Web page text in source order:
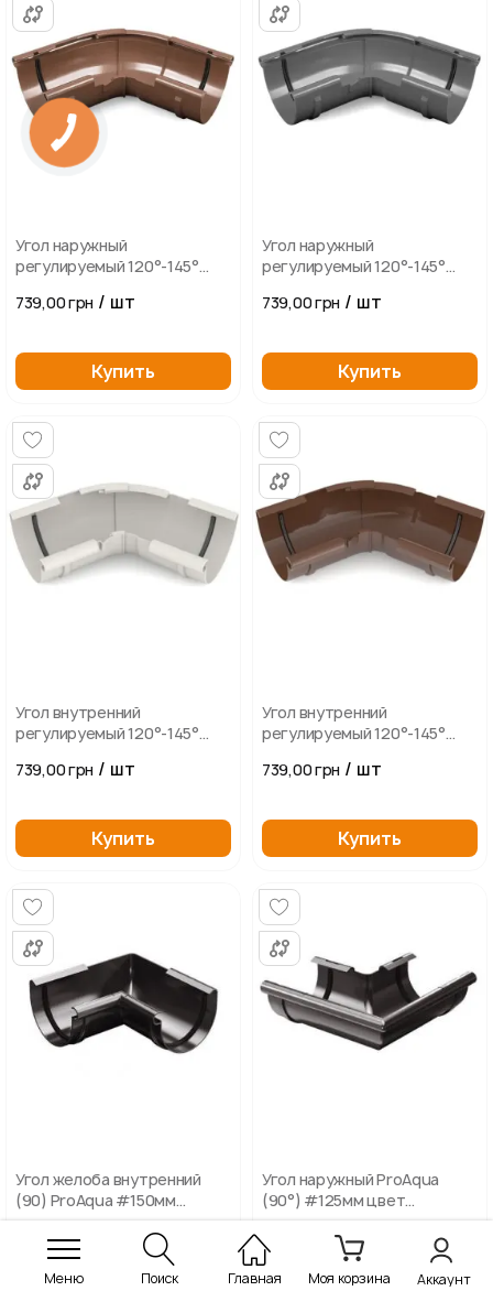
Меню Поиск Главная Моя корзина Аккаунт
Угол наружный
регулируемый 120°-145°
739,00 грн / шт
Купить
Угол наружный
регулируемый 120°-145°
739,00 грн / шт
Купить
Угол внутренний
регулируемый 120°-145°
739,00 грн / шт
Купить
Угол внутренний
регулируемый 120°-145°
739,00 грн / шт
Купить
Угол желоба внутренний
(90) ProAqua #150мм
311,00 грн
Угол наружный ProAqua
(90°) #125мм цвет
311,00 грн / шт